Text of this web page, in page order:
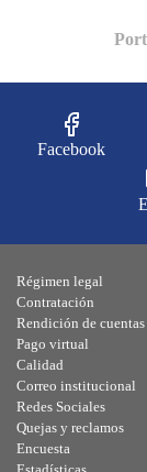
Facebook
Régimen legal
Contratación
Rendición de cuentas
Pago virtual
Calidad
Correo institucional
Redes Sociales
Quejas y reclamos
Encuesta